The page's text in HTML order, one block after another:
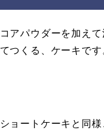
アパウダーを加え
つくる、ケーキです
ョートケーキと同